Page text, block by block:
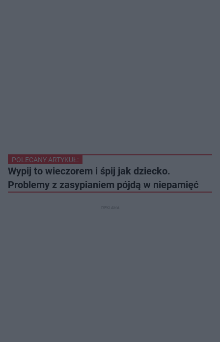
POLECANY ARTYKUŁ:
Wypij to wieczorem i śpij jak dziecko.
Problemy z zasypianiem pójdą w niepamięć